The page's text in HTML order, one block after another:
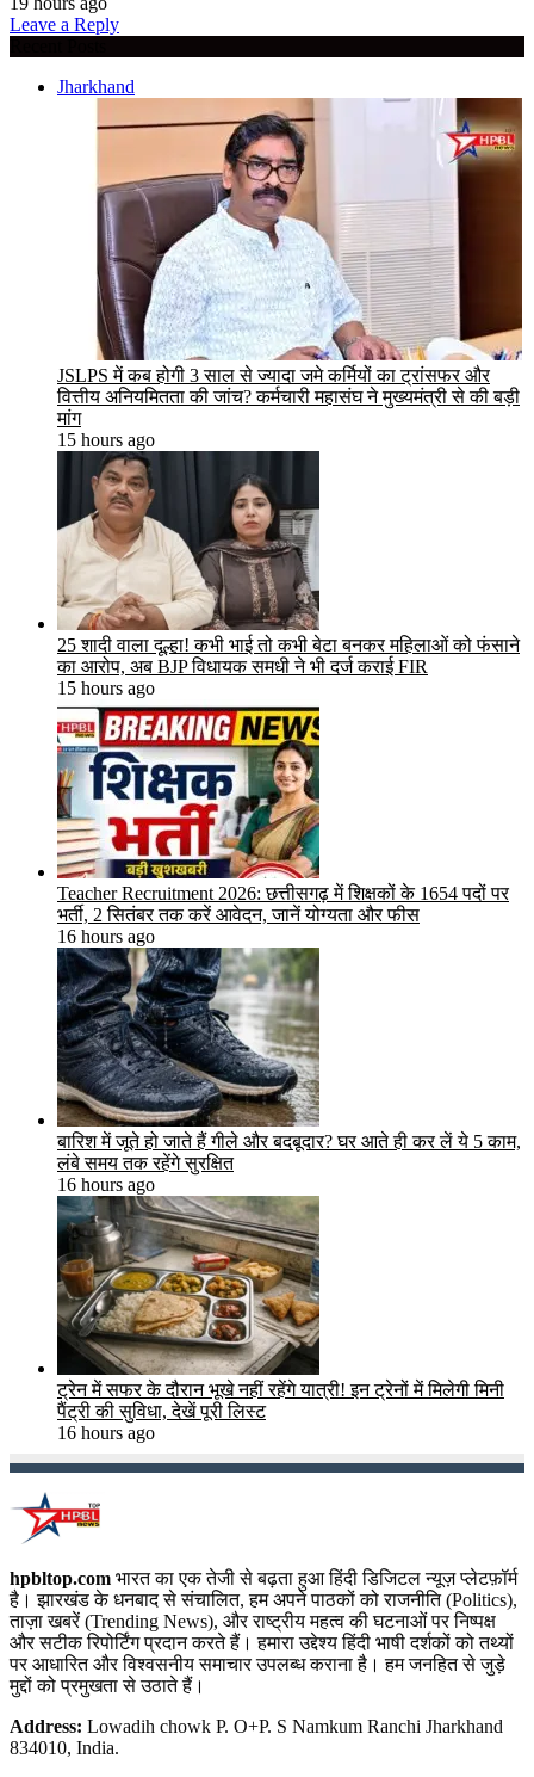
Leave a Reply
Jharkhand
JSLPS में कब होगी 3 साल से ज्यादा जमे कर्मियों का ट्रांसफर और
वित्तीय अनियमितता की जांच? कर्मचारी महासंघ ने मुख्यमंत्री से की बड़ी
मांग
15 hours ago
25 शादी वाला दूल्हा! कभी भाई तो कभी बेटा बनकर महिलाओं को फंसाने
का आरोप, अब BJP विधायक समधी ने भी दर्ज कराई FIR
15 hours ago
Teacher Recruitment 2026: छत्तीसगढ़ में शिक्षकों के 1654 पदों पर
भर्ती, 2 सितंबर तक करें आवेदन, जानें योग्यता और फीस
16 hours ago
बारिश में जूते हो जाते हैं गीले और बदबूदार? घर आते ही कर लें ये 5 काम,
लंबे समय तक रहेंगे सुरक्षित
16 hours ago
ट्रेन में सफर के दौरान भूखे नहीं रहेंगे यात्री! इन ट्रेनों में मिलेगी मिनी
पैंट्री की सुविधा, देखें पूरी लिस्ट
16 hours ago
hpbltop.com भारत का एक तेजी से बढ़ता हुआ हिंदी डिजिटल न्यूज़ प्लेटफ़ॉर्म
है। झारखंड के धनबाद से संचालित, हम अपने पाठकों को राजनीति (Politics),
ताज़ा खबरें (Trending News), और राष्ट्रीय महत्व की घटनाओं पर निष्पक्ष
और सटीक रिपोर्टिंग प्रदान करते हैं। हमारा उद्देश्य हिंदी भाषी दर्शकों को तथ्यों
पर आधारित और विश्वसनीय समाचार उपलब्ध कराना है। हम जनहित से जुड़े
मुद्दों को प्रमुखता से उठाते हैं।
Address: Lowadih chowk P. O+P. S Namkum Ranchi Jharkhand
834010, India.